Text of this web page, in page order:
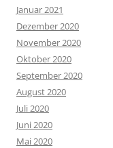
Januar 2021
Dezember 2020
November 2020
Oktober 2020
September 2020
August 2020
Juli 2020
Juni 2020
Mai 2020